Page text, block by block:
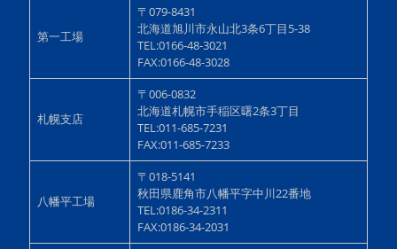
第一工場
〒079-8431
北海道旭川市永山北3条6丁目5-38
TEL:0166-48-3021
FAX:0166-48-3028
札幌支店
〒006-0832
北海道札幌市手稲区曙2条3丁目
TEL:011-685-7231
FAX:011-685-7233
八幡平工場
〒018-5141
秋田県鹿角市八幡平字中川22番地
TEL:0186-34-2311
FAX:0186-34-2031